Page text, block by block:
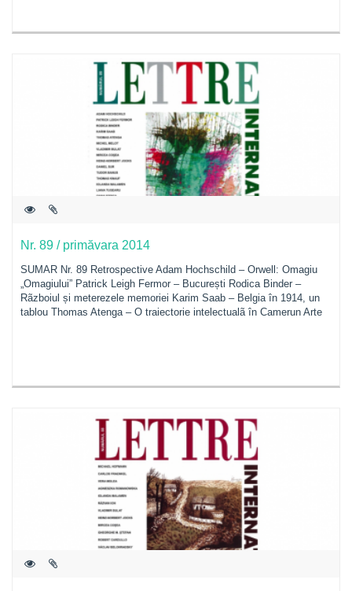
Nr. 89 / primăvara 2014
SUMAR Nr. 89 Retrospective Adam Hochschild – Orwell: Omagiu
„Omagiului” Patrick Leigh Fermor – București Rodica Binder –
Rãzboiul și meterezele memoriei Karim Saab – Belgia în 1914, un
tablou Thomas Atenga – O traiectorie intelectualã în Camerun Arte